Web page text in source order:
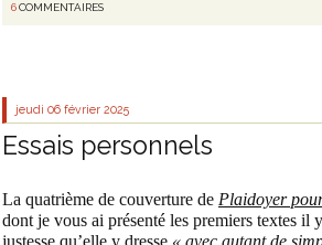
6COMMENTAIRES
jeudi 06 février 2025
Essais personnels
La quatrième de couverture de Plaidoyer
dont je vous ai présenté les premiers textes il